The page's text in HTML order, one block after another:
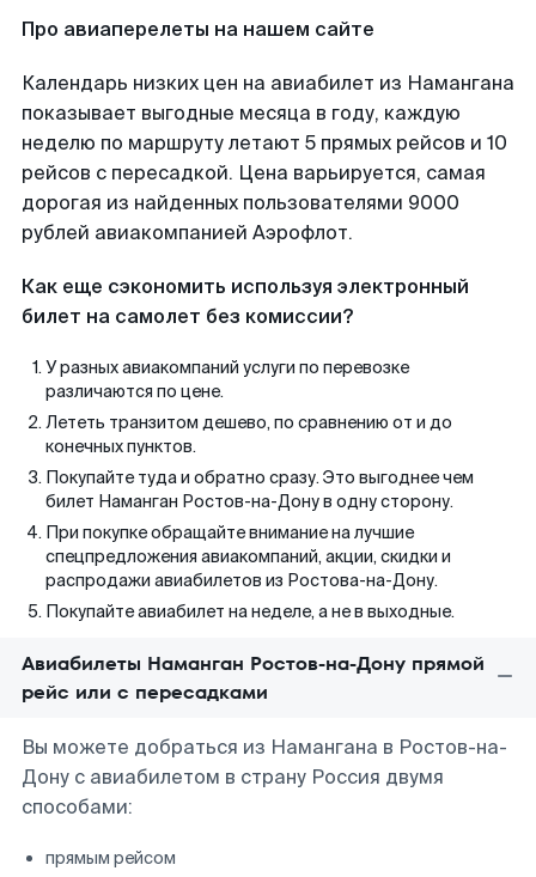
Про авиаперелеты на нашем сайте
Календарь низких цен на авиабилет из Намангана
показывает выгодные месяца в году, каждую
неделю по маршруту летают 5 прямых рейсов и 10
рейсов с пересадкой. Цена варьируется, самая
дорогая из найденных пользователями 9000
рублей авиакомпанией Аэрофлот.
Как еще сэкономить используя электронный
билет на самолет без комиссии?
У разных авиакомпаний услуги по перевозке
различаются по цене.
Лететь транзитом дешево, по сравнению от и до
конечных пунктов.
Покупайте туда и обратно сразу. Это выгоднее чем
билет Наманган Ростов-на-Дону в одну сторону.
При покупке обращайте внимание на лучшие
спецпредложения авиакомпаний, акции, скидки и
распродажи авиабилетов из Ростова-на-Дону.
Покупайте авиабилет на неделе, а не в выходные.
Авиабилеты Наманган Ростов-на-Дону прямой
рейс или с пересадками
Вы можете добраться из Намангана в Ростов-на-
Дону с авиабилетом в страну Россия двумя
способами:
прямым рейсом